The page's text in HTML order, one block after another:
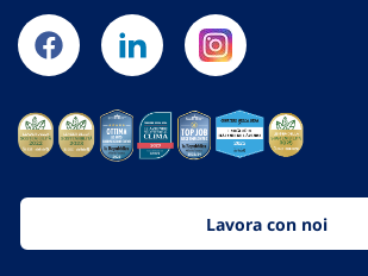
Lavora con noi